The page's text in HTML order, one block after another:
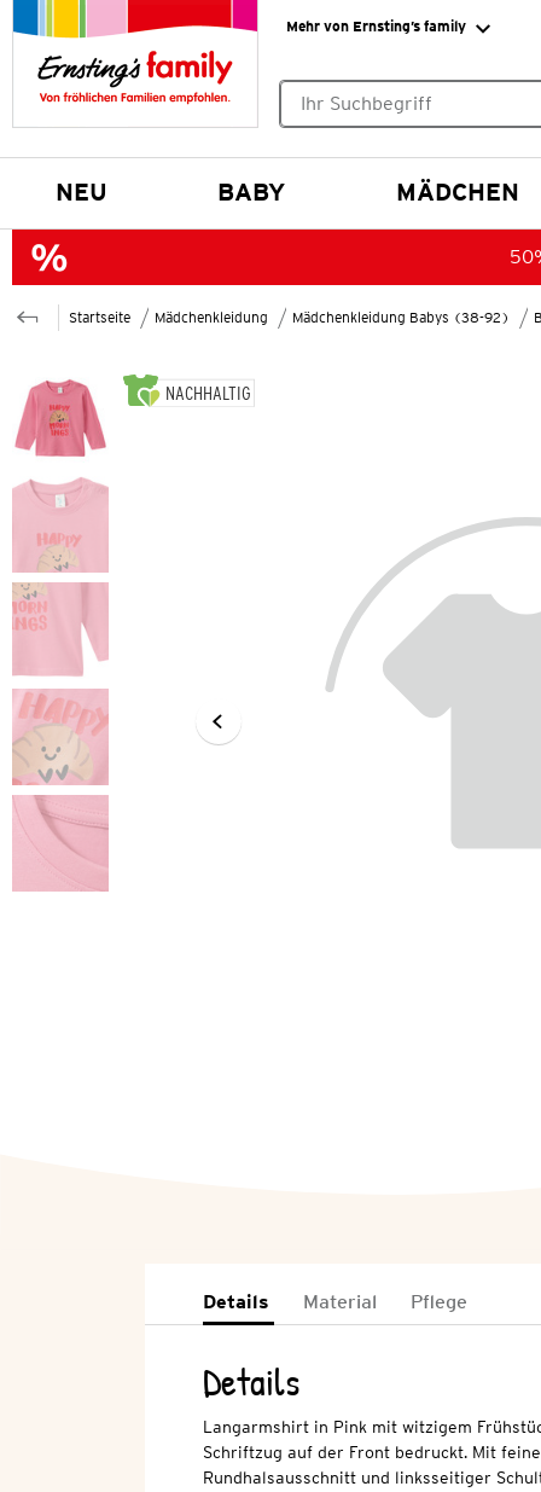
Mehr von Ernsting’s family
NEU BABY MÄDCHEN
Startseite Mädchenkleidung Mädchenkleidung Babys (38-92)
NACHHALTIG
Details Material Pflege
Details
Langarmshirt in Pink mit witzigem
Schriftzug auf der Front bedruckt. Mit
Rundhalsausschnitt und linksseitiger